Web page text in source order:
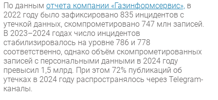
По данным отчета компании «Газинформсервис», в
2022 году было зафиксировано 835 инцидентов с
утечкой данных, скомпрометировано 747 млн записей.
В 2023–2024 годах число инцидентов
стабилизировалось на уровне 786 и 778
соответственно, однако объём скомпрометированных
записей с персональными данными в 2024 году
превысил 1,5 млрд. При этом 72% публикаций об
утечках в 2024 году распространялось через Telegram-
каналы.